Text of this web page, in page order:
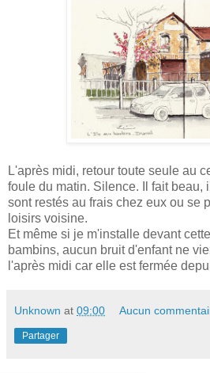
L'après midi, retour toute seule au
foule du matin. Silence. Il fait beau,
sont restés au frais chez eux ou se
loisirs voisine.
Et même si je m'installe devant
bambins, aucun bruit d'enfant ne
l'après midi car elle est fermée
Unknown at 09:00 Aucun
Partager